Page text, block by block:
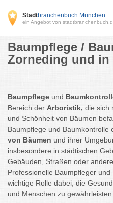
Stadtbranchenbuch München
ein Angebot von
Baumpflege /
Zorneding und in
Baumpflege und
Bereich der Arboristik, die sich
und Schönheit von Bäumen
Baumpflege und Baumkontrolle
von Bäumen und ihrer
insbesondere in städtischen
Gebäuden, Straßen oder
Professionelle Baumpfleger
wichtige Rolle dabei, die
und Menschen zu gewährleisten.